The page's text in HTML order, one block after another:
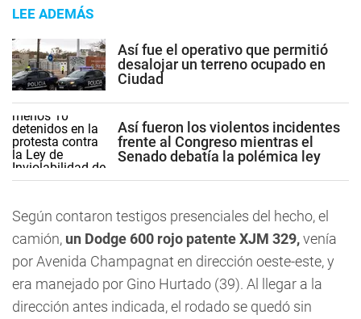
LEE ADEMÁS
Así fue el operativo que permitió
desalojar un terreno ocupado en
Ciudad
Así fueron los violentos incidentes
frente al Congreso mientras el
Senado debatía la polémica ley
Según contaron testigos presenciales del hecho, el
camión, un Dodge 600 rojo patente XJM 329,venía
por Avenida Champagnat en dirección oeste-este, y
era manejado por Gino Hurtado (39). Al llegar a la
dirección antes indicada, el rodado se quedó sin